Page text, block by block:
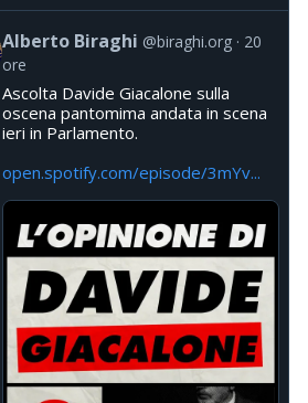
Alberto Biraghi @biraghi.org
20
ore
Ascolta Davide Giacalone sulla
oscena pantomima andata in scena
ieri in Parlamento.
open.spotify.com/episode/3mYv...